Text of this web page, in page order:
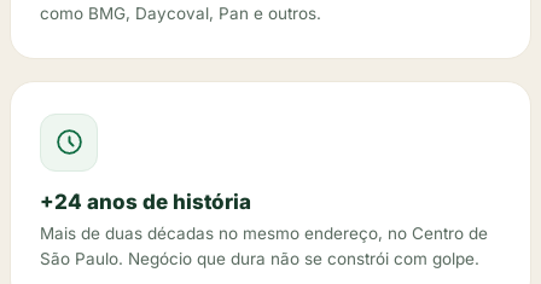
como BMG, Daycoval, Pan e outros.
+24 anos de história
Mais de duas décadas no mesmo endereço, no Centro de
São Paulo. Negócio que dura não se constrói com golpe.